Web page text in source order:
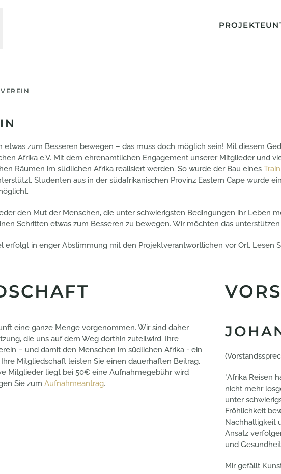
PROJEKTE
zum Besseren bewegen – das muss doch möglich sein! Mit diesem
Afrika e.V. Mit dem ehrenamtlichen Engagement unserer Mitglieder und
Räumen im südlichen Afrika realisiert werden. So wurde der Bau eines
Studenten aus in der südafrikanischen Provinz Eastern Cape wurde
den Mut der Menschen, die unter schwierigsten Bedingungen ihr Leben
Schritten etwas zum Besseren zu bewegen. Wir möchten das
erfolgt in enger Abstimmung mit den Projektverantwortlichen vor Ort. Lesen
eine ganze Menge vorgenommen. Wir sind daher
die uns auf dem Weg dorthin zuteilwird. Ihre
– und damit den Menschen im südlichen Afrika - ein
Mitgliedschaft leisten Sie einen dauerhaften Beitrag.
Mitglieder liegt bei 50€ eine Aufnahmegebühr wird
Sie zum Aufnahmeantrag.
"Afrika Reisen
nicht mehr
unter
Fröhlichkeit
Nachhaltigkeit
Ansatz
und
Mir gefällt